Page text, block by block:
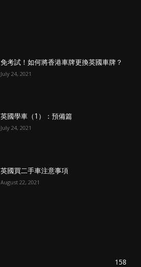
免考試！如何將香港車牌更換英國車牌？
July 24, 2021
英國學車（1）：預備篇
July 24, 2021
英國買二手車注意事項
August 22, 2021
158